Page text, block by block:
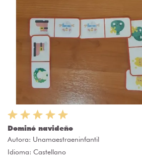
Dominó navideño
Autora: Unamaestraeninfantil
Idioma: Castellano